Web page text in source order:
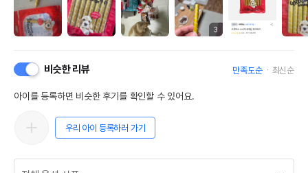
3
비슷한 리뷰 만족도순 최신순
아이를 등록하면 비슷한 후기를 확인할 수 있어요.
우리 아이 등록하러 가기